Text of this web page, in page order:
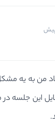
من به یه مشکل
فایل این جلسه